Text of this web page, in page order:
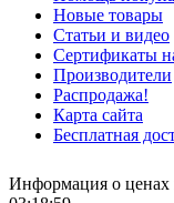
Новые товары
Статьи и видео
Сертификаты
Производители
Распродажа!
Карта сайта
Бесплатная
Информация о ценах